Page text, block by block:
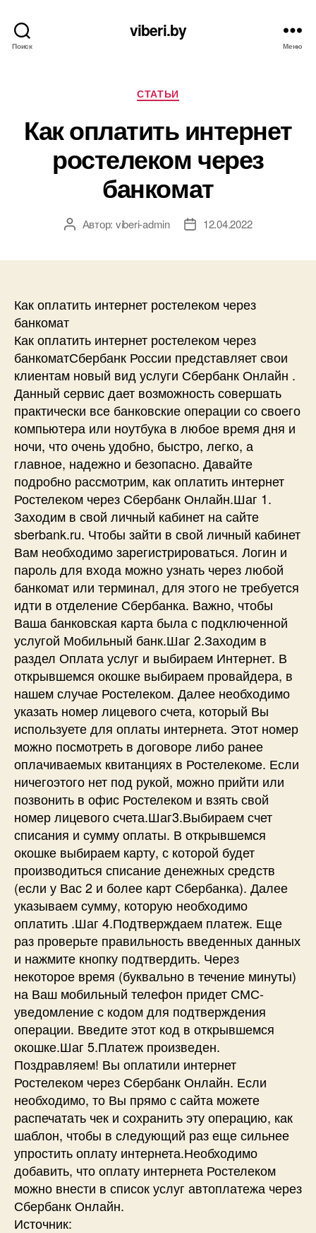
Поиск
viberi.by
Меню
Рубрики
СТАТЬИ
Как оплатить интернет
ростелеком через
банкомат
АвторАвтор: viberi-admin
Дата12.04.2022
Как оплатить интернет ростелеком через
банкомат
Как оплатить интернет ростелеком через
банкоматСбербанк России представляет свои
клиентам новый вид услуги Сбербанк Онлайн .
Данный сервис дает возможность совершать
практически все банковские операции со своего
компьютера или ноутбука в любое время дня и
ночи, что очень удобно, быстро, легко, а
главное, надежно и безопасно. Давайте
подробно рассмотрим, как оплатить интернет
Ростелеком через Сбербанк Онлайн.Шаг 1.
Заходим в свой личный кабинет на сайте
sberbank.ru. Чтобы зайти в свой личный кабинет
Вам необходимо зарегистрироваться. Логин и
пароль для входа можно узнать через любой
банкомат или терминал, для этого не требуется
идти в отделение Сбербанка. Важно, чтобы
Ваша банковская карта была с подключенной
услугой Мобильный банк.Шаг 2.Заходим в
раздел Оплата услуг и выбираем Интернет. В
открывшемся окошке выбираем провайдера, в
нашем случае Ростелеком. Далее необходимо
указать номер лицевого счета, который Вы
используете для оплаты интернета. Этот номер
можно посмотреть в договоре либо ранее
оплачиваемых квитанциях в Ростелекоме. Если
ничегоэтого нет под рукой, можно прийти или
позвонить в офис Ростелеком и взять свой
номер лицевого счета.Шаг3.Выбираем счет
списания и сумму оплаты. В открывшемся
окошке выбираем карту, с которой будет
производиться списание денежных средств
(если у Вас 2 и более карт Сбербанка). Далее
указываем сумму, которую необходимо
оплатить .Шаг 4.Подтверждаем платеж. Еще
раз проверьте правильность введенных данных
и нажмите кнопку подтвердить. Через
некоторое время (буквально в течение минуты)
на Ваш мобильный телефон придет СМС-
уведомление с кодом для подтверждения
операции. Введите этот код в открывшемся
окошке.Шаг 5.Платеж произведен.
Поздравляем! Вы оплатили интернет
Ростелеком через Сбербанк Онлайн. Если
необходимо, то Вы прямо с сайта можете
распечатать чек и сохранить эту операцию, как
шаблон, чтобы в следующий раз еще сильнее
упростить оплату интернета.Необходимо
добавить, что оплату интернета Ростелеком
можно внести в список услуг автоплатежа через
Сбербанк Онлайн.
Источник: